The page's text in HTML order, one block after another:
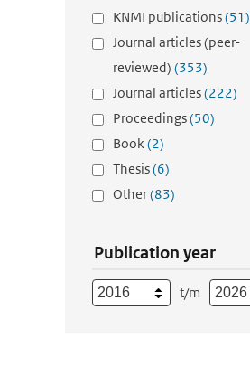
KNMI publications(51)
Journal articles (peer-
reviewed) (353)
Journal articles(222)
Proceedings(50)
Book(2)
Thesis(6)
Other(83)
Publication year
t/m